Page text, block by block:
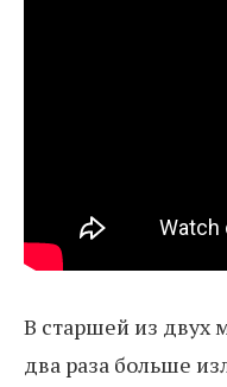
В старшей из двух
два раза больше